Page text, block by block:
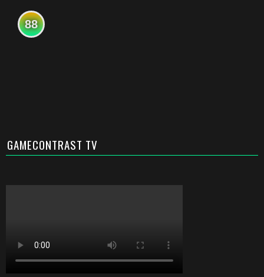
88
GAMECONTRAST TV